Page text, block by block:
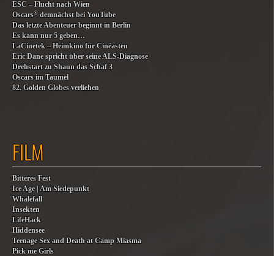
ESC – Flucht nach Wien
Oscars® demnächst bei YouTube
Das letzte Abenteuer beginnt in Berlin
Es kann nur 5 geben…
LaCinetek – Heimkino für Cinéasten
Eric Dane spricht über seine ALS-Diagnose
Drehstart zu Shaun das Schaf 3
Oscars im Taumel
82. Golden Globes verliehen
FILM
Bitteres Fest
Ice Age | Am Siedepunkt
Whalefall
Insekten
LifeHack
Hiddensee
Teenage Sex and Death at Camp Miasma
Pick me Girls